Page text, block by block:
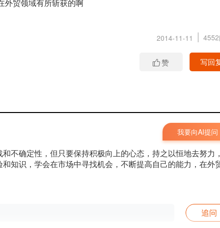
外贸领域有所斩获的啊
2014-11-11
赞 写回
我要向AI提问
不确定性，但只要保持积极向上的心态，持之以恒地去努力
知识，学会在市场中寻找机会，不断提高自己的能力，在外
追问